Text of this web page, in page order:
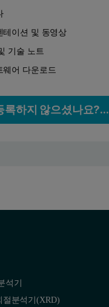
테이션 및 동영상
기술 노트
웨어 다운로드
록하지 않으셨나요?...
석기
절분석기(XRD)